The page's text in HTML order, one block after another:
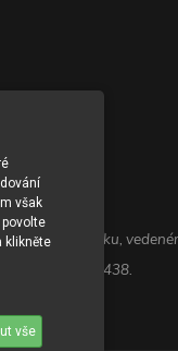
však
klikněte
vše
rejstříku,
C,vložka 26438.